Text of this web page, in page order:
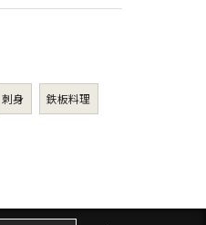
刺身 鉄板料理